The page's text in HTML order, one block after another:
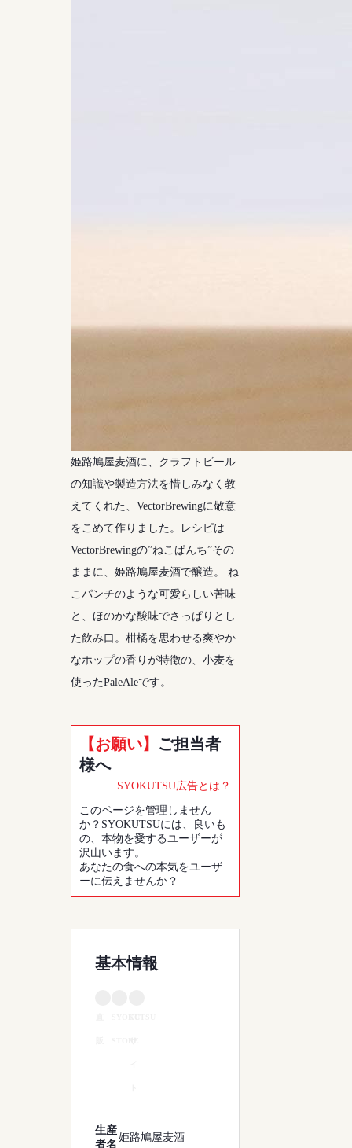
姫路鳩屋麦酒に、クラフトビール
の知識や製造方法を惜しみなく教
えてくれた、VectorBrewingに敬意
をこめて作りました。レシピは
VectorBrewingの”ねこぱんち”その
ままに、姫路鳩屋麦酒で醸造。 ね
こパンチのような可愛らしい苦味
と、ほのかな酸味でさっぱりとし
た飲み口。柑橘を思わせる爽やか
なホップの香りが特徴の、小麦を
使ったPaleAleです。
【お願い】
ご担当者
様へ
SYOKUTSU広告とは？
このページを管理しません
か？SYOKUTSUには、良いも
の、本物を愛するユーザーが
沢山います。
あなたの食への本気をユーザ
ーに伝えませんか？
基本情報
生産
者名
姫路鳩屋麦酒